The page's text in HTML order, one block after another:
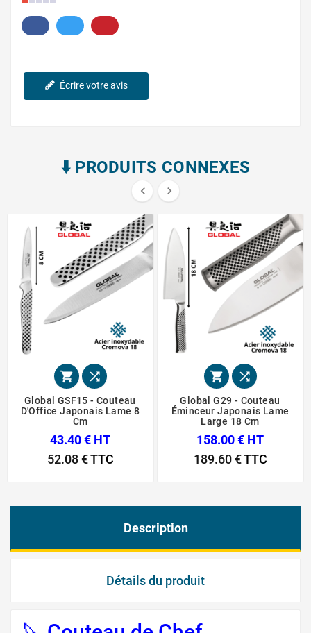
Écrire votre avis
⬇️​ PRODUITS CONNEXES
 
 
Global GSF15 - Couteau
D'Office Japonais Lame 8
Cm
43.40 € HT
52.08 €TTC
 
Global G29 - Couteau
Éminceur Japonais Lame
Large 18 Cm
158.00 € HT
189.60 €TTC
Description
Détails du produit